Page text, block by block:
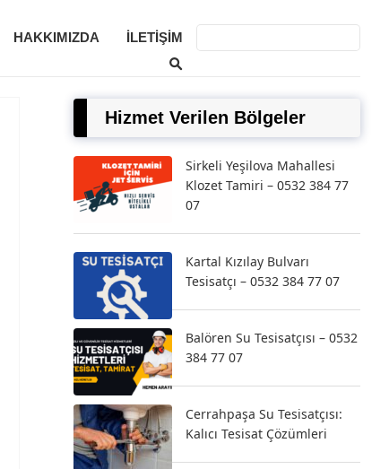
HAKKIMIZDA İLETIŞIM
Hizmet Verilen Bölgeler
Sirkeli Yeşilova Mahallesi
Klozet Tamiri – 0532 384 77
07
Kartal Kızılay Bulvarı
Tesisatçı – 0532 384 77 07
Balören Su Tesisatçısı – 0532
384 77 07
Cerrahpaşa Su Tesisatçısı:
Kalıcı Tesisat Çözümleri